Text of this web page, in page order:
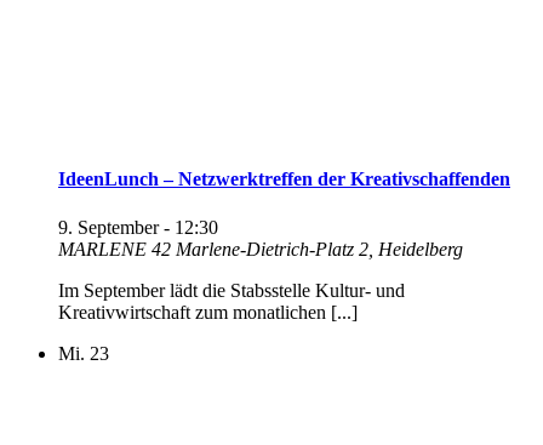
IdeenLunch – Netzwerktreffen der Kreativschaffenden
9. September - 12:30
MARLENE 42 Marlene-Dietrich-Platz 2, Heidelberg
Im September lädt die Stabsstelle Kultur- und
Kreativwirtschaft zum monatlichen [...]
Mi. 23